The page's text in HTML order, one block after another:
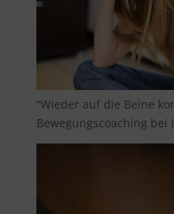
“Wieder auf die Beine
Bewegungscoaching bei